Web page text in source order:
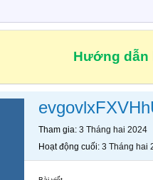
Hướng dẫn
Tham gia 3 Tháng hai 2024
Hoạt động cuối 3 Tháng hai